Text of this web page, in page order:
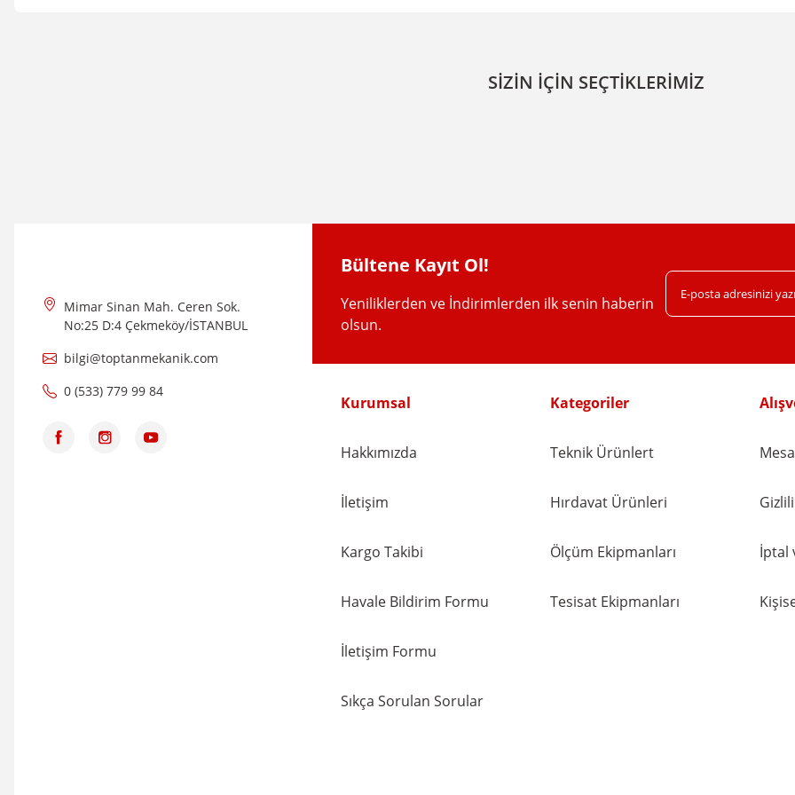
Bu ürüne ilk yorumu siz yapın!
SİZİN İÇİN SEÇTİKLERİMİZ
3/4'' Eko - Sarı Saat-Sayaç Rekoru - NVS2902
140,62 TL
3/4'' Eko Uzun Köşeli - Sarı Saat-Sayaç Rekoru - NVS2907
NVS
168,00 TL
%7
Mimar Sinan Mah. Ceren Sok.
No:25 D:4 Çekmeköy/İSTANBUL
bilgi@toptanmekanik.com
0 (533) 779 99 84
Bültene Kayıt Ol!
Yeniliklerden ve İndirimlerden ilk senin haberin
olsun.
Kurumsal
Hakkımızda
İletişim
Kargo Takibi
Havale Bildirim Formu
İletişim Formu
Sıkça Sorulan Sorular
Kategoriler
Teknik Ürünlert
Hırdavat Ürünleri
Ölçüm Ekipmanları
Tesisat Ekipmanları
İptal